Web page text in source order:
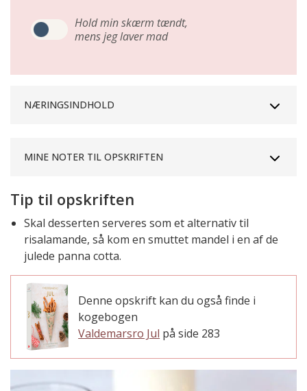
Hold min skærm tændt,
mens jeg laver mad
NÆRINGSINDHOLD
MINE NOTER TIL OPSKRIFTEN
Tip til opskriften
Skal desserten serveres som et alternativ til
risalamande, så kom en smuttet mandel i en af de
julede panna cotta.
Denne opskrift kan du også finde i
kogebogen
Valdemarsro Jul på side 283